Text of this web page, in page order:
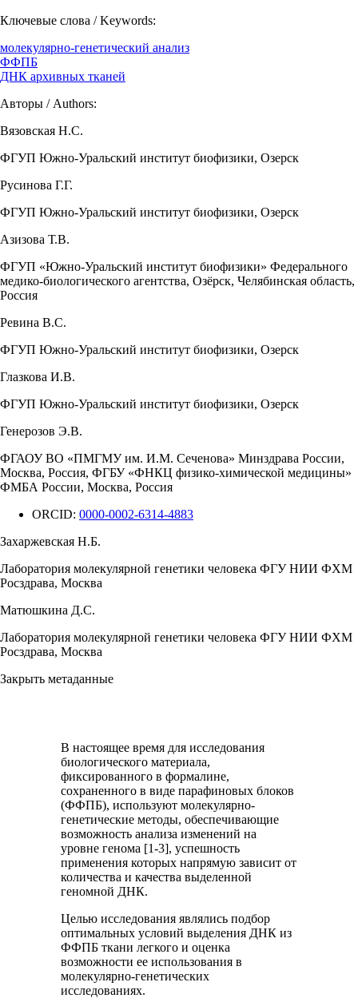
Ключевые слова / Keywords:
молекулярно-генетический анализ
ФФПБ
ДНК архивных тканей
Авторы / Authors:
Вязовская Н.С.
ФГУП Южно-Уральский институт биофизики, Озерск
Русинова Г.Г.
ФГУП Южно-Уральский институт биофизики, Озерск
Азизова Т.В.
ФГУП «Южно-Уральский институт биофизики» Федерального
медико-биологического агентства, Озёрск, Челябинская область,
Россия
Ревина В.С.
ФГУП Южно-Уральский институт биофизики, Озерск
Глазкова И.В.
ФГУП Южно-Уральский институт биофизики, Озерск
Генерозов Э.В.
ФГАОУ ВО «ПМГМУ им. И.М. Сеченова» Минздрава России,
Москва, Россия, ФГБУ «ФНКЦ физико-химической медицины»
ФМБА России, Москва, Россия
ORCID: 0000-0002-6314-4883
Захаржевская Н.Б.
Лаборатория молекулярной генетики человека ФГУ НИИ ФХМ
Росздрава, Москва
Матюшкина Д.С.
Лаборатория молекулярной генетики человека ФГУ НИИ ФХМ
Росздрава, Москва
Закрыть метаданные
В настоящее время для исследования
биологического материала,
фиксированного в формалине,
сохраненного в виде парафиновых блоков
(ФФПБ), используют молекулярно-
генетические методы, обеспечивающие
возможность анализа изменений на
уровне генома [1-3], успешность
применения которых напрямую зависит от
количества и качества выделенной
геномной ДНК.
Целью исследования являлись подбор
оптимальных условий выделения ДНК из
ФФПБ ткани легкого и оценка
возможности ее использования в
молекулярно-генетических
исследованиях.